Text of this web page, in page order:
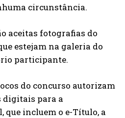
circunstância.
aceitas fotografias do
estejam na galeria do
participante.
do concurso autorizam
digitais para a
que incluem o e-Título, a